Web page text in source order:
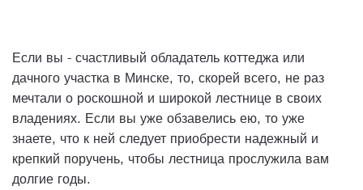
Если вы - счастливый обладатель коттеджа или
дачного участка в Минске, то, скорей всего, не раз
мечтали о роскошной и широкой лестнице в своих
владениях. Если вы уже обзавелись ею, то уже
знаете, что к ней следует приобрести надежный и
крепкий поручень, чтобы лестница прослужила вам
долгие годы.